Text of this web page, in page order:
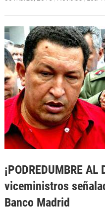
¡PODREDUMBRE AL
viceministros
Banco Madrid